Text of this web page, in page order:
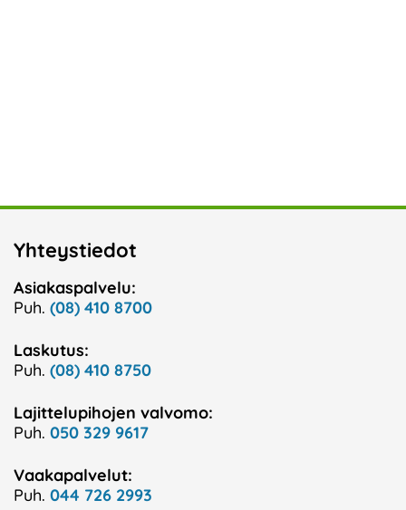
Yhteystiedot
Asiakaspalvelu:
Puh. (08) 410 8700
Laskutus:
Puh. (08) 410 8750
Lajittelupihojen valvomo:
Puh. 050 329 9617
Vaakapalvelut:
Puh. 044 726 2993